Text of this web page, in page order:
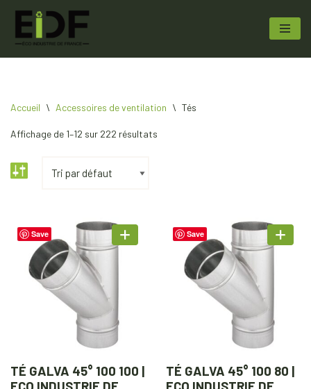
Aller
Accueil \ Accessoires de ventilation \ Tés
Affichage de 1–12 sur 222 résultats
Save
TÉ GALVA 45° 100 100 |
Save
TÉ GALVA 45° 100 80 |